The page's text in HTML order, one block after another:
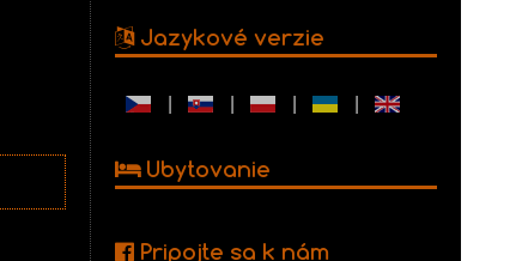
Jazykové verzie
Ubytovanie
Pripojte sa k nám